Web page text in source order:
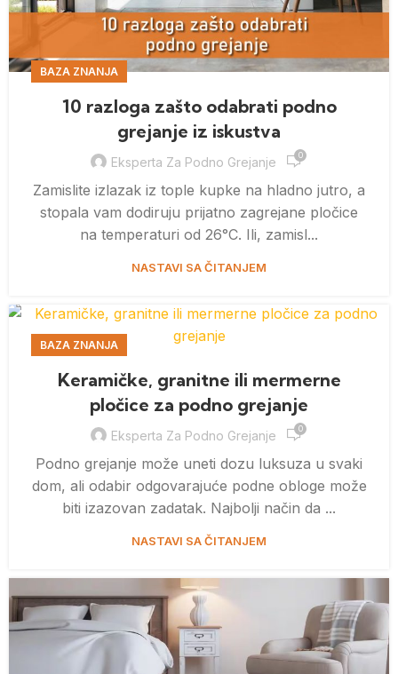
BAZA ZNANJA
10 razloga zašto odabrati podno
grejanje iz iskustva
Eksperta Za Podno Grejanje 0
Zamislite izlazak iz tople kupke na hladno jutro, a
stopala vam dodiruju prijatno zagrejane pločice
na temperaturi od 26°C. Ili, zamisl...
NASTAVI SA ČITANJEM
BAZA ZNANJA
Keramičke, granitne ili mermerne
pločice za podno grejanje
Eksperta Za Podno Grejanje 0
Podno grejanje može uneti dozu luksuza u svaki
dom, ali odabir odgovarajuće podne obloge može
biti izazovan zadatak. Najbolji način da ...
NASTAVI SA ČITANJEM